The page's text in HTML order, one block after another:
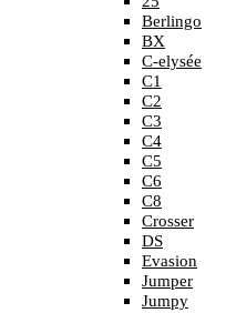
Berlingo
BX
C-elysée
C1
C2
C3
C4
C5
C6
C8
Crosser
DS
Evasion
Jumper
Jumpy